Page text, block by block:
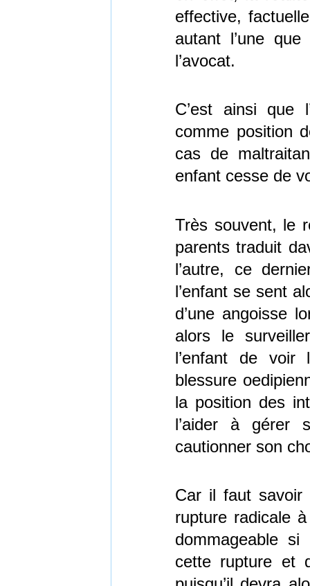
effective,
autant l’une
l’avocat.
C’est ainsi que
comme position
cas de
enfant cesse de
Très souvent, le
parents traduit
l’autre, ce
l’enfant se sent
d’une angoisse
alors le
l’enfant de voir
blessure
la position des
l’aider à gérer
cautionner son
Car il faut savoir
rupture radicale
dommageable
cette rupture et